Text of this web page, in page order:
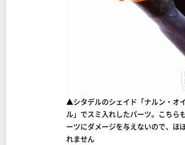
▲シタデルのシェイド「ナルン・オ
ル」でスミ入れしたパーツ。こちら
ーツにダメージを与えないので、ほ
れません